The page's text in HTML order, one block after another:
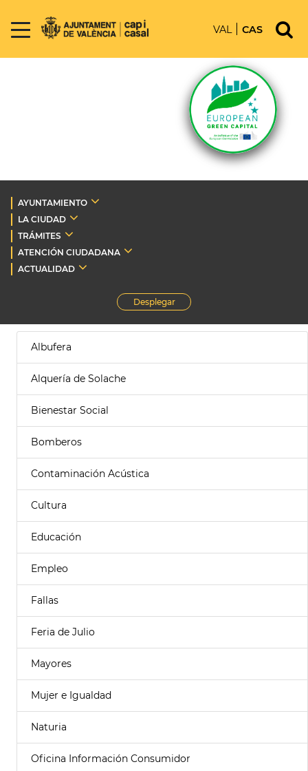
VAL CAS
AYUNTAMIENTO
LA CIUDAD
TRÁMITES
ATENCIÓN CIUDADANA
ACTUALIDAD
Desplegar
Albufera
Alquería de Solache
Bienestar Social
Bomberos
Contaminación Acústica
Cultura
Educación
Empleo
Fallas
Feria de Julio
Mayores
Mujer e Igualdad
Naturia
Oficina Información Consumidor